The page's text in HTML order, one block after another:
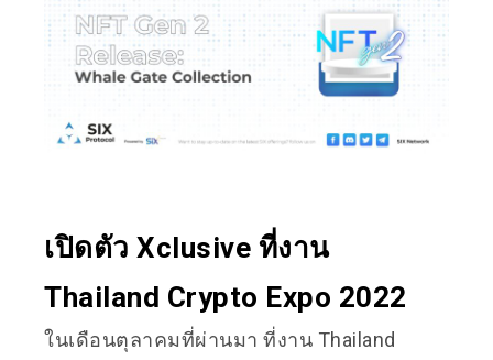
เปิดตัว Xclusive ที่งาน
Thailand Crypto Expo 2022
ในเดือนตุลาคมที่ผ่านมา ที่งาน Thailand